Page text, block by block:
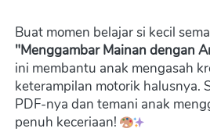
"Menggambar Mainan dengan
ini membantu anak mengasah
keterampilan motorik halusnya.
PDF-nya dan temani anak
penuh keceriaan!